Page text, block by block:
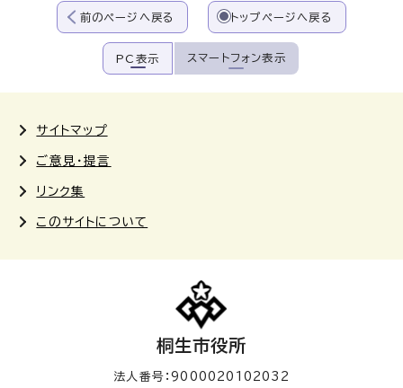
前のページへ戻る トップページへ戻る
PC表示 スマートフォン表示
サイトマップ
ご意見・提言
リンク集
このサイトについて
桐生市役所
法人番号：9000020102032